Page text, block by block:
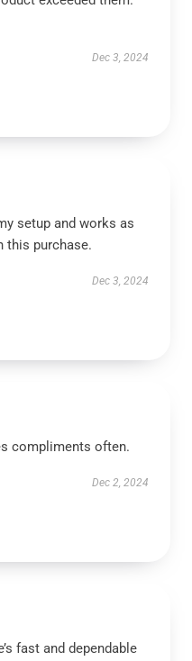
Dec 3, 2024
setup and works as
this purchase.
Dec 3, 2024
compliments often.
Dec 2, 2024
fast and dependable